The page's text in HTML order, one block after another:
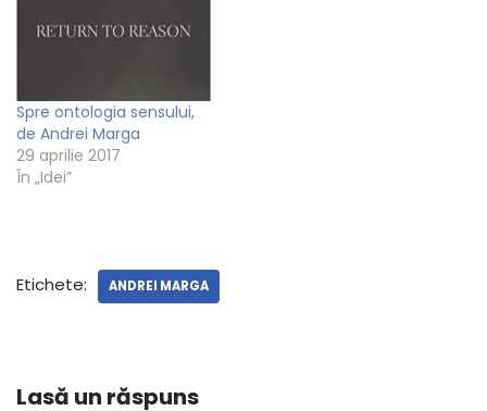
Spre ontologia sensului,
de Andrei Marga
29 aprilie 2017
În „Idei”
Etichete: ANDREI MARGA
Lasă un răspuns